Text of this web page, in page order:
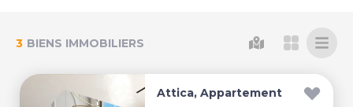
3 BIENS IMMOBILIERS
Attica, Appartement